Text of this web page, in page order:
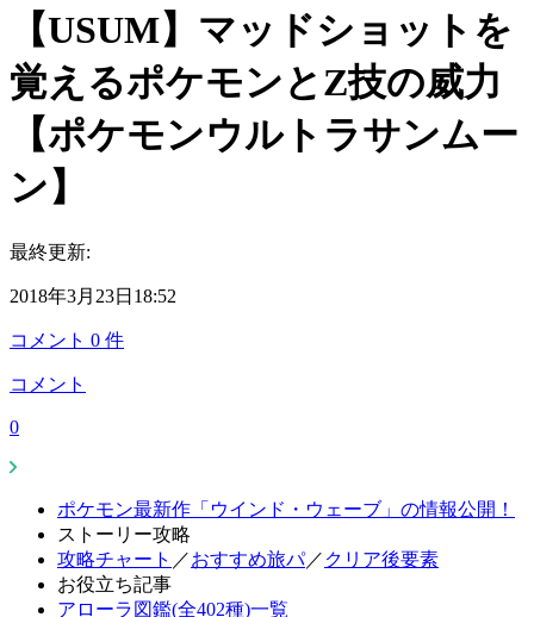
【USUM】マッドショットを
覚えるポケモンとZ技の威力
【ポケモンウルトラサンムー
ン】
最終更新:
2018年3月23日18:52
コメント 0 件
コメント
0
ポケモン最新作「ウインド・ウェーブ」の情報公開！
ストーリー攻略
攻略チャート ／おすすめ旅パ／ クリア後要素
お役立ち記事
アローラ図鑑(全402種)一覧